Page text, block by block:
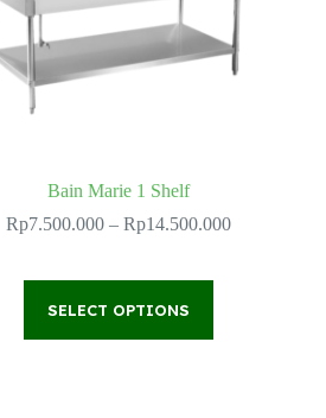
Bain Marie 1 Shelf
Rp7.500.000 – Rp14.500.000Price
SELECT OPTIONS
product